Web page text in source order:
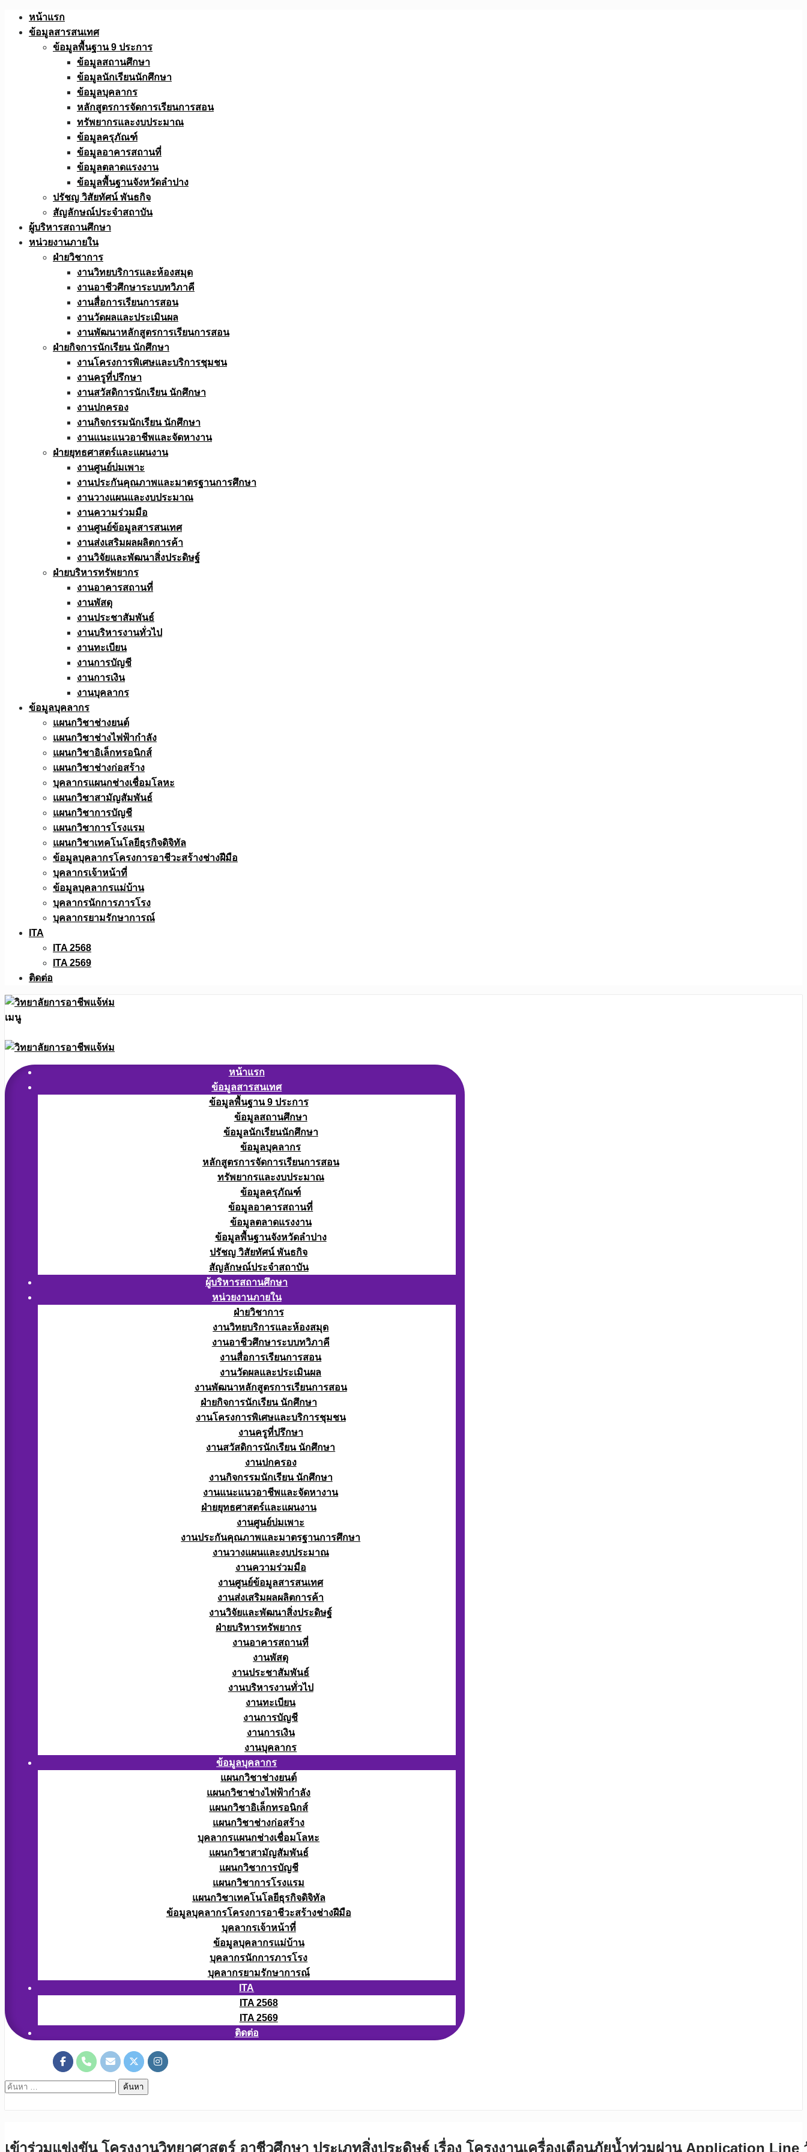
Skip
หน้าแรก
ข้อมูลสารสนเทศ
ข้อมูลพื้นฐาน 9 ประการ
ข้อมูลสถานศึกษา
ข้อมูลนักเรียนนักศึกษา
ข้อมูลบุคลากร
หลักสูตรการจัดการเรียนการสอน
ทรัพยากรและงบประมาณ
ข้อมูลครุภัณฑ์
ข้อมูลอาคารสถานที่
ข้อมูลตลาดแรงงาน
ข้อมูลพื้นฐานจังหวัดลำปาง
ปรัชญ วิสัยทัศน์ พันธกิจ
สัญลักษณ์ประจำสถาบัน
ผู้บริหารสถานศึกษา
หน่วยงานภายใน
ฝ่ายวิชาการ
งานวิทยบริการและห้องสมุด
งานอาชีวศึกษาระบบทวิภาคี
งานสื่อการเรียนการสอน
งานวัดผลและประเมินผล
งานพัฒนาหลักสูตรการเรียนการสอน
ฝ่ายกิจการนักเรียน นักศึกษา
งานโครงการพิเศษและบริการชุมชน
งานครูที่ปรึกษา
งานสวัสดิการนักเรียน นักศึกษา
งานปกครอง
งานกิจกรรมนักเรียน นักศึกษา
งานแนะแนวอาชีพและจัดหางาน
ฝ่ายยุทธศาสตร์และแผนงาน
งานศูนย์บ่มเพาะ
งานประกันคุณภาพและมาตรฐานการศึกษา
งานวางแผนและงบประมาณ
งานความร่วมมือ
งานศูนย์ข้อมูลสารสนเทศ
งานส่งเสริมผลผลิตการค้า
งานวิจัยและพัฒนาสิ่งประดิษฐ์
ฝ่ายบริหารทรัพยากร
งานอาคารสถานที่
งานพัสดุ
งานประชาสัมพันธ์
งานบริหารงานทั่วไป
งานทะเบียน
งานการบัญชี
งานการเงิน
งานบุคลากร
ข้อมูลบุคลากร
แผนกวิชาช่างยนต์
แผนกวิชาช่างไฟฟ้ากำลัง
แผนกวิชาอิเล็กทรอนิกส์
แผนกวิชาช่างก่อสร้าง
บุคลากรแผนกช่างเชื่อมโลหะ
แผนกวิชาสามัญสัมพันธ์
แผนกวิชาการบัญชี
แผนกวิชาการโรงแรม
แผนกวิชาเทคโนโลยีธุรกิจดิจิทัล
ข้อมูลบุคลากรโครงการอาชีวะสร้างช่างฝีมือ
บุคลากรเจ้าหน้าที่
ข้อมูลบุคลากรแม่บ้าน
บุคลากรนักการภารโรง
บุคลากรยามรักษาการณ์
ITA
ITA 2568
ITA 2569
ติดต่อ
เมนู
หน้าแรก
ข้อมูลสารสนเทศ
ข้อมูลพื้นฐาน 9 ประการ
ข้อมูลสถานศึกษา
ข้อมูลนักเรียนนักศึกษา
ข้อมูลบุคลากร
หลักสูตรการจัดการเรียนการสอน
ทรัพยากรและงบประมาณ
ข้อมูลครุภัณฑ์
ข้อมูลอาคารสถานที่
ข้อมูลตลาดแรงงาน
ข้อมูลพื้นฐานจังหวัดลำปาง
ปรัชญ วิสัยทัศน์ พันธกิจ
สัญลักษณ์ประจำสถาบัน
ผู้บริหารสถานศึกษา
หน่วยงานภายใน
ฝ่ายวิชาการ
งานวิทยบริการและห้องสมุด
งานอาชีวศึกษาระบบทวิภาคี
งานสื่อการเรียนการสอน
งานวัดผลและประเมินผล
งานพัฒนาหลักสูตรการเรียนการสอน
ฝ่ายกิจการนักเรียน นักศึกษา
งานโครงการพิเศษและบริการชุมชน
งานครูที่ปรึกษา
งานสวัสดิการนักเรียน นักศึกษา
งานปกครอง
งานกิจกรรมนักเรียน นักศึกษา
งานแนะแนวอาชีพและจัดหางาน
ฝ่ายยุทธศาสตร์และแผนงาน
งานศูนย์บ่มเพาะ
งานประกันคุณภาพและมาตรฐานการศึกษา
งานวางแผนและงบประมาณ
งานความร่วมมือ
งานศูนย์ข้อมูลสารสนเทศ
งานส่งเสริมผลผลิตการค้า
งานวิจัยและพัฒนาสิ่งประดิษฐ์
ฝ่ายบริหารทรัพยากร
งานอาคารสถานที่
งานพัสดุ
งานประชาสัมพันธ์
งานบริหารงานทั่วไป
งานทะเบียน
งานการบัญชี
งานการเงิน
งานบุคลากร
ข้อมูลบุคลากร
แผนกวิชาช่างยนต์
แผนกวิชาช่างไฟฟ้ากำลัง
แผนกวิชาอิเล็กทรอนิกส์
แผนกวิชาช่างก่อสร้าง
บุคลากรแผนกช่างเชื่อมโลหะ
แผนกวิชาสามัญสัมพันธ์
แผนกวิชาการบัญชี
แผนกวิชาการโรงแรม
แผนกวิชาเทคโนโลยีธุรกิจดิจิทัล
ข้อมูลบุคลากรโครงการอาชีวะสร้างช่างฝีมือ
บุคลากรเจ้าหน้าที่
ข้อมูลบุคลากรแม่บ้าน
บุคลากรนักการภารโรง
บุคลากรยามรักษาการณ์
ITA
ITA 2568
ITA 2569
ติดต่อ
ค้นหา
เข้าร่วมแข่งขัน โครงงานวิทยาศาสตร์ อาชีวศึกษา ประเภทสิ่งประดิษฐ์ เรื่อง โครงงานเครื่องเตือนภัยน้ำท่วมผ่าน Application Line